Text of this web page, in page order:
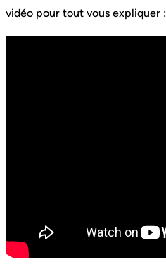
vidéo pour tout vous expliquer :